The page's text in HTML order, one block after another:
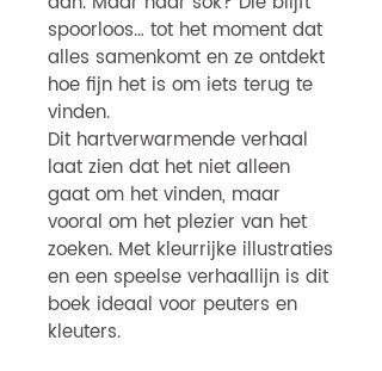
spoorloos… tot het moment dat
alles samenkomt en ze ontdekt
hoe fijn het is om iets terug te
vinden.
Dit hartverwarmende verhaal
laat zien dat het niet alleen
gaat om het vinden, maar
vooral om het plezier van het
zoeken. Met kleurrijke illustraties
en een speelse verhaallijn is dit
boek ideaal voor peuters en
kleuters.